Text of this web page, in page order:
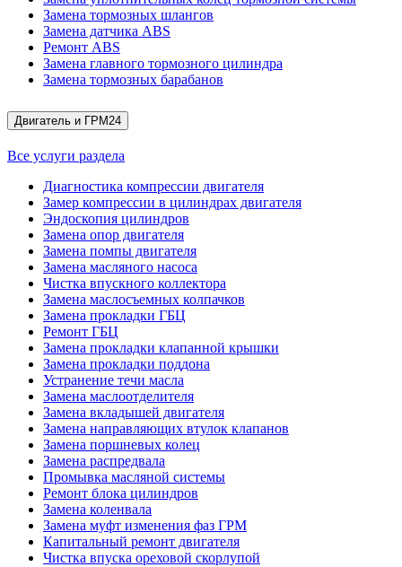
Замена тормозных шлангов
Замена датчика ABS
Ремонт ABS
Замена главного тормозного цилиндра
Замена тормозных барабанов
Двигатель и ГРМ24
Все услуги раздела
Диагностика компрессии двигателя
Замер компрессии в цилиндрах двигателя
Эндоскопия цилиндров
Замена опор двигателя
Замена помпы двигателя
Замена масляного насоса
Чистка впускного коллектора
Замена маслосъемных колпачков
Замена прокладки ГБЦ
Ремонт ГБЦ
Замена прокладки клапанной крышки
Замена прокладки поддона
Устранение течи масла
Замена маслоотделителя
Замена вкладышей двигателя
Замена направляющих втулок клапанов
Замена поршневых колец
Замена распредвала
Промывка масляной системы
Ремонт блока цилиндров
Замена коленвала
Замена муфт изменения фаз ГРМ
Капитальный ремонт двигателя
Чистка впуска ореховой скорлупой